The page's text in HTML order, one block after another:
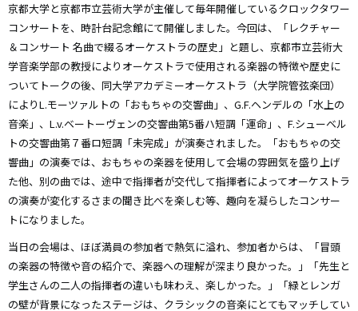
京都大学と京都市立芸術大学が主催して毎年開催しているクロックタワー
コンサートを、時計台記念館にて開催しました。今回は、「レクチャー
＆コンサート 名曲で綴るオーケストラの歴史」と題し、京都市立芸術大
学音楽学部の教授によりオーケストラで使用される楽器の特徴や歴史に
ついてトークの後、同大学アカデミーオーケストラ（大学院管弦楽団）
によりL.モーツァルトの「おもちゃの交響曲」、G.F.ヘンデルの「水上の
音楽」、L.v.ベートーヴェンの交響曲第5番ハ短調「運命」、F.シューベル
トの交響曲第７番ロ短調「未完成」が演奏されました。「おもちゃの交
響曲」の演奏では、おもちゃの楽器を使用して会場の雰囲気を盛り上げ
た他、別の曲では、途中で指揮者が交代して指揮者によってオーケストラ
の演奏が変化するさまの聞き比べを楽しむ等、趣向を凝らしたコンサー
トになりました。
当日の会場は、ほぼ満員の参加者で熱気に溢れ、参加者からは、「冒頭
の楽器の特徴や音の紹介で、楽器への理解が深まり良かった。」「先生と
学生さんの二人の指揮者の違いも味わえ、楽しかった。」「緑とレンガ
の壁が背景になったステージは、クラシックの音楽にとてもマッチしてい